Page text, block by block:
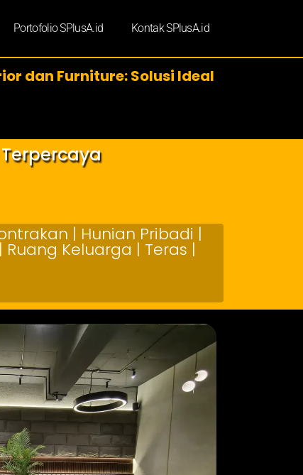
Portofolio SPlusA.id Kontak SPlusA.id
dan Furniture: Solusi Ideal
| Hunian Pribadi |
Keluarga | Teras |